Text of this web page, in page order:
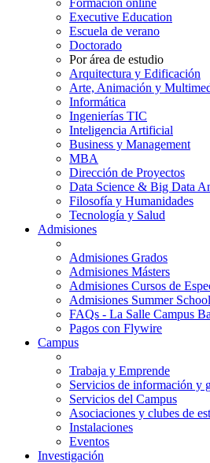
Formación online
Executive Education
Escuela de verano
Doctorado
Por área de estudio
Arquitectura y Edificación
Arte, Animación y
Informática
Ingenierías TIC
Inteligencia Artificial
Business y Management
MBA
Dirección de Proyectos
Data Science & Big Data
Filosofía y Humanidades
Tecnología y Salud
Admisiones
Admisiones Grados
Admisiones Másters
Admisiones Cursos de
Admisiones Summer School
FAQs - La Salle Campus
Pagos con Flywire
Campus
Trabaja y Emprende
Servicios de información y
Servicios del Campus
Asociaciones y clubes de
Instalaciones
Eventos
Investigación